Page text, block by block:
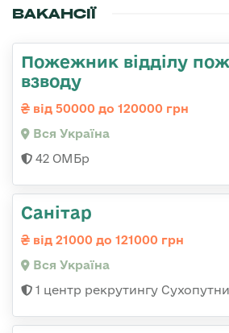
ВАКАНСІЇ
Пожежник відділу
взводу
від 50000 до 120000 грн
Вся Україна
42 ОМБр
Санітар
від 21000 до 121000 грн
Вся Україна
1 центр рекрутингу